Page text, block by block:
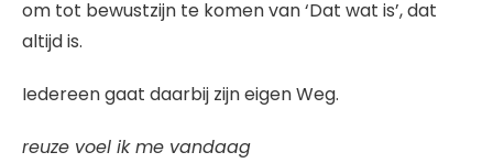
om tot bewustzijn te komen van ‘Dat wat is’, dat
altijd is.
Iedereen gaat daarbij zijn eigen Weg.
reuze voel ik me vandaag